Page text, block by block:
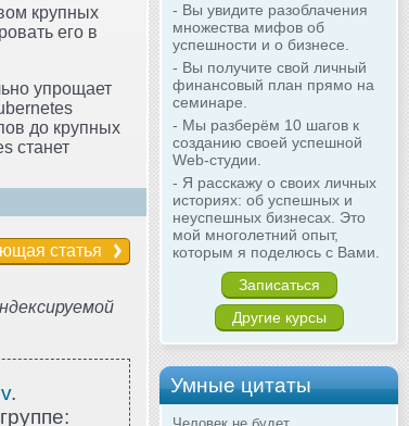
- Вы увидите разоблачения
множества мифов об
успешности и о бизнесе.
- Вы получите свой личный
финансовый план прямо на
семинаре.
- Мы разберём 10 шагов к
созданию своей успешной
Web-студии.
- Я расскажу о своих личных
историях: об успешных и
неуспешных бизнесах. Это
мой многолетний опыт,
которым я поделюсь с Вами.
Записаться
Другие курсы
Умные цитаты
крупных
его в
упрощает
до крупных
станет
статья
.